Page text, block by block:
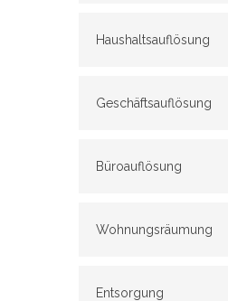
Haushaltsauflösung
Geschäftsauflösung
Büroauflösung
Wohnungsräumung
Entsorgung